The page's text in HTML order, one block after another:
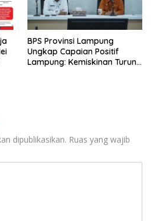
BPS Provinsi Lampung
Ungkap Capaian Positif
Lampung: Kemiskinan Turun,
dipublikasikan. Ruas yang wajib